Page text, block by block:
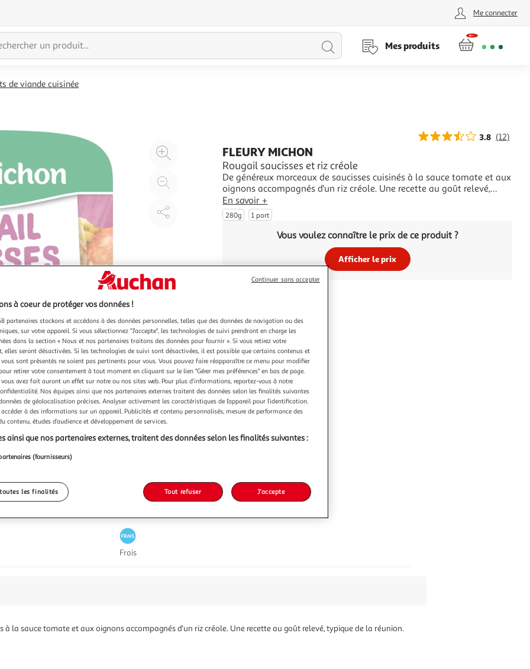
Me connecter
Lancer
Mes produits
de viande cuisinée
Agrandir
l'illustration
l'illustration
Partager
3.8 (12)
FLEURY MICHON
Rougail saucisses et riz créole
De généreux morceaux de saucisses cuisinés à la sauce tomate et aux
oignons accompagnés d'un riz créole. Une recette au goût relevé,
En savoir +
280g 1 part
Vous voulez connaître le prix de ce produit ?
Afficher le prix
Frais
à la sauce tomate et aux oignons accompagnés d'un riz créole. Une recette au goût relevé, typique de la réunion.
à coeur de protéger vos données !
partenaires stockons et accédons à des données personnelles, telles que des données de navigation ou des
sur votre appareil. Si vous sélectionnez "J'accepte", les technologies de suivi prendront en charge les
dans la section « Nous et nos partenaires traitons des données pour fournir ». Si vous retirez votre
elles seront désactivées. Si les technologies de suivi sont désactivées, il est possible que certains contenus et
sont présentés ne soient pas pertinents pour vous. Vous pouvez faire réapparaître ce menu pour modifier
retirer votre consentement à tout moment en cliquant sur le lien "Gérer mes préférences" en bas de page.
vous avez fait auront un effet sur notre ou nos sites web. Pour plus d’informations, reportez-vous à notre
Nos équipes ainsi que nos partenaires externes traitent des données selon les finalités suivantes
de géolocalisation précises. Analyser activement les caractéristiques de l’appareil pour l’identification.
à des informations sur un appareil. Publicités et contenu personnalisés, mesure de performance des
contenu, études d’audience et développement de services.
ainsi que nos partenaires externes, traitent des données selon les finalités suivantes :
(fournisseurs)
les finalités Tout refuser J'accepte
Continuer sans accepter